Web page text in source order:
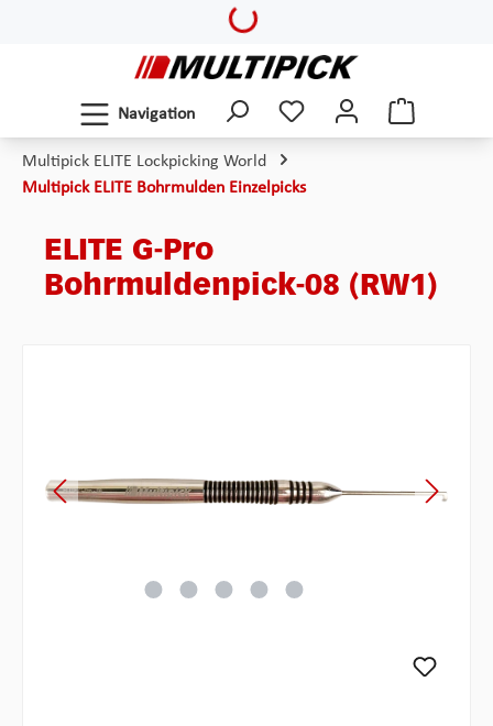
Loading...
Navigation
Multipick ELITE Lockpicking World
Multipick ELITE Bohrmulden Einzelpicks
ELITE G-Pro
Bohrmuldenpick-08 (RW1)